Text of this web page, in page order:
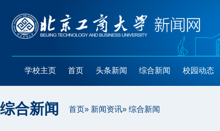
学校主页 首页 头条新闻 综合新闻 校园动态
综合新闻 首页» 新闻资讯» 综合新闻